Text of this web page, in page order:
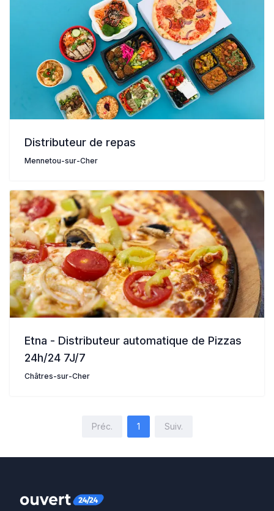
Distributeur de repas
Mennetou-sur-Cher
Etna - Distributeur automatique de Pizzas
24h/24 7J/7
Châtres-sur-Cher
Préc. 1 Suiv.